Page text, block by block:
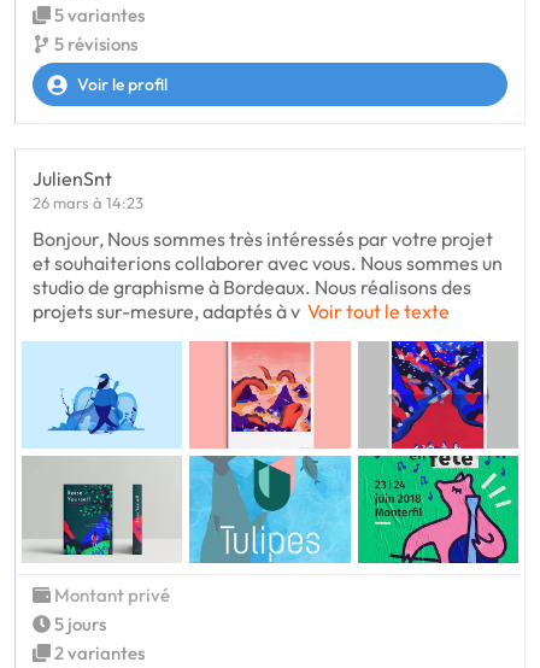
5 variantes
5 révisions
Voir le profil
JulienSnt
26 mars à 14:23
Bonjour, Nous sommes très intéressés par votre projet
et souhaiterions collaborer avec vous. Nous sommes un
studio de graphisme à Bordeaux. Nous réalisons des
projets sur-mesure, adaptés à v Voir tout le texte
Montant privé
5 jours
2 variantes